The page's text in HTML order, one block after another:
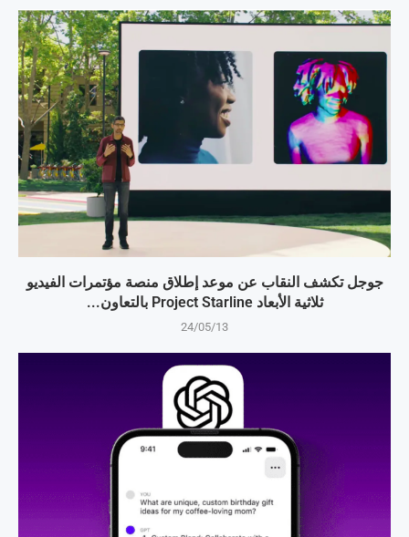
جوجل تكشف النقاب عن موعد إطلاق منصة مؤتمرات الفيديو
ثلاثية الأبعاد Project Starline بالتعاون...
24/05/13